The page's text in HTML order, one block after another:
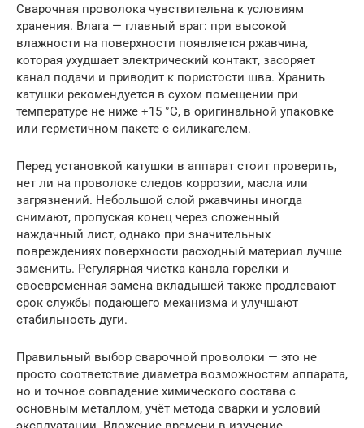
Сварочная проволока чувствительна к условиям
хранения. Влага — главный враг: при высокой
влажности на поверхности появляется ржавчина,
которая ухудшает электрический контакт, засоряет
канал подачи и приводит к пористости шва. Хранить
катушки рекомендуется в сухом помещении при
температуре не ниже +15 °C, в оригинальной упаковке
или герметичном пакете с силикагелем.
Перед установкой катушки в аппарат стоит проверить,
нет ли на проволоке следов коррозии, масла или
загрязнений. Небольшой слой ржавчины иногда
снимают, пропуская конец через сложенный
наждачный лист, однако при значительных
повреждениях поверхности расходный материал лучше
заменить. Регулярная чистка канала горелки и
своевременная замена вкладышей также продлевают
срок службы подающего механизма и улучшают
стабильность дуги.
Правильный выбор сварочной проволоки — это не
просто соответствие диаметра возможностям аппарата,
но и точное совпадение химического состава с
основным металлом, учёт метода сварки и условий